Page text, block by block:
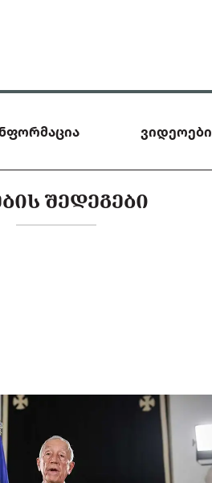
ვიდეოები
ᲨᲔᲓᲔᲒᲔᲑᲘ